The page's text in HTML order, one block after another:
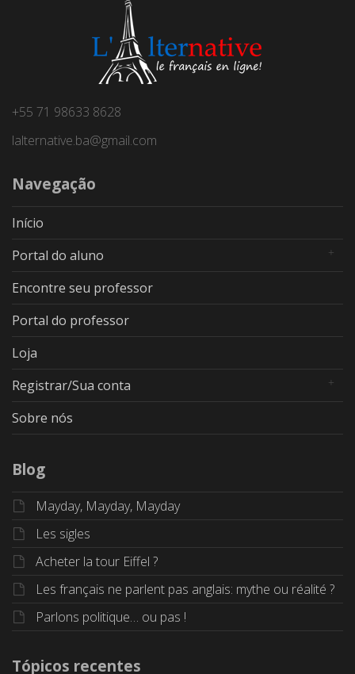
+55 71 98633 8628
lalternative.ba@gmail.com
Navegação
Início
Portal do aluno
Encontre seu professor
Portal do professor
Loja
Registrar/Sua conta
Sobre nós
Blog
Mayday, Mayday, Mayday
Les sigles
Acheter la tour Eiffel ?
Les français ne parlent pas anglais: mythe ou réalité ?
Parlons politique… ou pas !
Tópicos recentes